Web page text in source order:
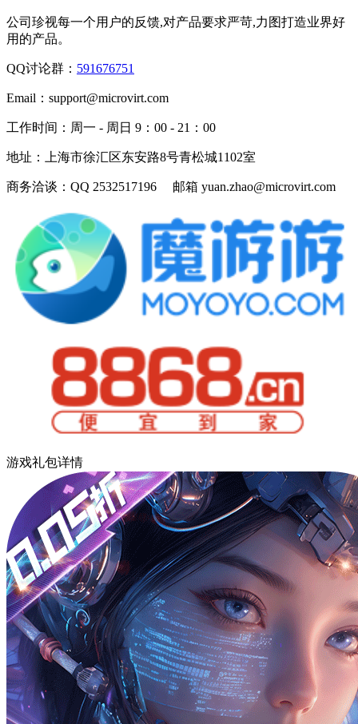
公司珍视每一个用户的反馈,对产品要求严苛,力图打造业界好
用的产品。
QQ讨论群： 591676751
Email： support@microvirt.com
工作时间： 周一 - 周日 9：00 - 21：00
地址： 上海市徐汇区东安路8号青松城1102室
商务洽谈： QQ 2532517196 邮箱 yuan.zhao@microvirt.com
游戏礼包详情